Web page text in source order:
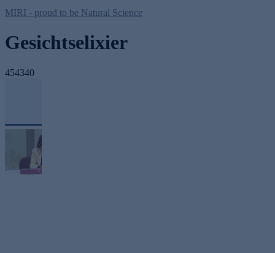
MIRI - proud to be Natural Science
Gesichtselixier
454340